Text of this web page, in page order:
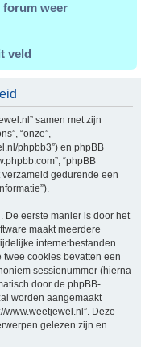
forum weer
veld
samen met zijn
“onze”,
phpbb3”) en phpBB
“phpBB
verzameld gedurende een
De eerste manier is door het
maakt meerdere
internetbestanden
cookies bevatten een
sessienummer (hierna
door de phpBB-
worden aangemaakt
www.weetjewel.nl”. Deze
gelezen zijn en